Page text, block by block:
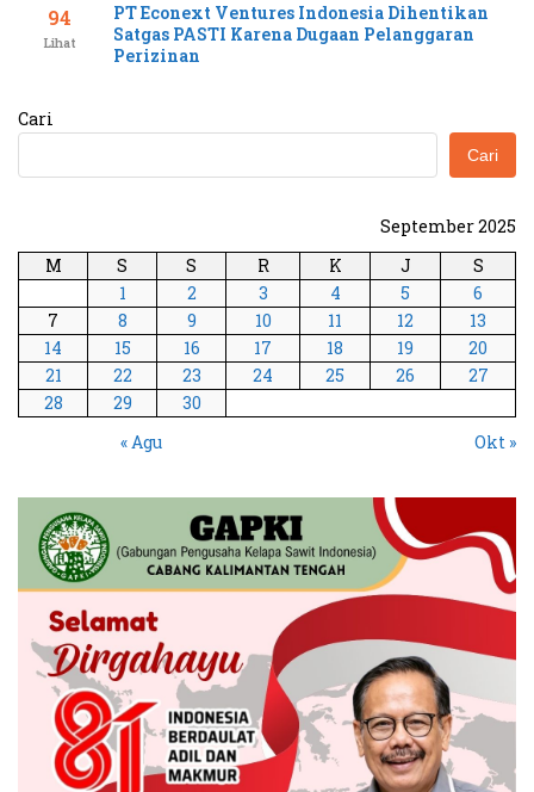
94
Lihat
PT Econext Ventures Indonesia Dihentikan
Satgas PASTI Karena Dugaan Pelanggaran
Perizinan
Cari
Cari
September 2025
M
S S R K J
S
1
2 3 4 5
6
7
8 9 10 11 12
13
14
15 16 17 18 19
20
21
22 23 24 25 26
27
28
29
30
« Agu
Okt »